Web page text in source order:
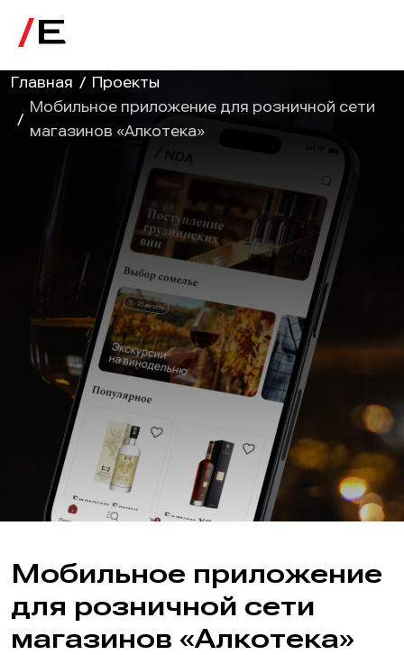
Главная / Проекты
/
Мобильное приложение для розничной сети
магазинов «Алкотека»
Мобильное приложение
для розничной сети
магазинов «Алкотека»